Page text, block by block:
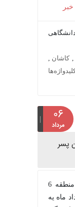
,
۰۶
مسابقات تکواندو دانشجویان پسر منطقه 6
یه